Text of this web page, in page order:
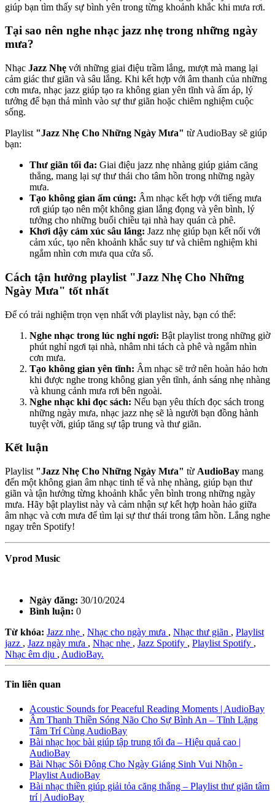
giúp bạn tìm thấy sự bình yên trong từng khoảnh khắc khi mưa rơi.
Tại sao nên nghe nhạc jazz nhẹ trong những ngày
mưa?
Nhạc Jazz Nhẹ với những giai điệu trầm lắng, mượt mà mang lại
cảm giác thư giãn và sâu lắng. Khi kết hợp với âm thanh của những
cơn mưa, nhạc jazz giúp tạo ra không gian yên tĩnh và ấm áp, lý
tưởng để bạn thả mình vào sự thư giãn hoặc chiêm nghiệm cuộc
sống.
Playlist "Jazz Nhẹ Cho Những Ngày Mưa" từ AudioBay sẽ giúp
bạn:
Thư giãn tối đa: Giai điệu jazz nhẹ nhàng giúp giảm căng
thẳng, mang lại sự thư thái cho tâm hồn trong những ngày
mưa.
Tạo không gian ấm cúng: Âm nhạc kết hợp với tiếng mưa
rơi giúp tạo nên một không gian lắng đọng và yên bình, lý
tưởng cho những buổi chiều tại nhà hay quán cà phê.
Khơi dậy cảm xúc sâu lắng: Jazz nhẹ giúp bạn kết nối với
cảm xúc, tạo nên khoảnh khắc suy tư và chiêm nghiệm khi
ngắm nhìn cơn mưa qua cửa sổ.
Cách tận hưởng playlist "Jazz Nhẹ Cho Những
Ngày Mưa" tốt nhất
Để có trải nghiệm trọn vẹn nhất với playlist này, bạn có thể:
Nghe nhạc trong lúc nghỉ ngơi: Bật playlist trong những giờ
phút nghỉ ngơi tại nhà, nhâm nhi tách cà phê và ngắm nhìn
cơn mưa.
Tạo không gian yên tĩnh: Âm nhạc sẽ trở nên hoàn hảo hơn
khi được nghe trong không gian yên tĩnh, ánh sáng nhẹ nhàng
và khung cảnh mưa rơi bên ngoài.
Nghe nhạc khi đọc sách: Nếu bạn yêu thích đọc sách trong
những ngày mưa, nhạc jazz nhẹ sẽ là người bạn đồng hành
tuyệt vời, giúp tăng sự tập trung và thư giãn.
Kết luận
Playlist "Jazz Nhẹ Cho Những Ngày Mưa" từ AudioBay mang
đến một không gian âm nhạc tinh tế và nhẹ nhàng, giúp bạn thư
giãn và tận hưởng từng khoảnh khắc yên bình trong những ngày
mưa. Hãy bật playlist này và cảm nhận sự kết hợp hoàn hảo giữa
âm nhạc và cơn mưa để tìm lại sự thư thái trong tâm hồn. Lắng nghe
ngay trên Spotify!
Vprod Music
Ngày đăng: 30/10/2024
Bình luận: 0
Từ khóa: Jazz nhẹ , Nhạc cho ngày mưa , Nhạc thư giãn , Playlist
jazz , Jazz ngày mưa , Nhạc nhẹ , Jazz Spotify , Playlist Spotify ,
Nhạc êm dịu , AudioBay.
Tin liên quan
Acoustic Sounds for Peaceful Reading Moments | AudioBay
Âm Thanh Thiền Sóng Não Cho Sự Bình An – Tĩnh Lặng
Tâm Trí Cùng AudioBay
Bài nhạc học bài giúp tập trung tối đa – Hiệu quả cao |
AudioBay
Bài Nhạc Sôi Động Cho Ngày Giáng Sinh Vui Nhộn -
Playlist AudioBay
Bài nhạc thiền giúp giải tỏa căng thẳng – Playlist thư giãn tâm
trí | AudioBay